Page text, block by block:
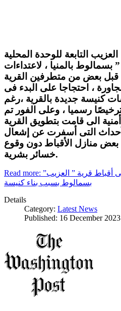
التابعة للوحدة المحلية
بسمالوط بالمنيا ، لاعتداءات
قبل بعض من متطرفين القرية
، احتجاجا على البدء فى
كنيسة جديدة بالقرية ،رغم
رسميا ، وعلى الفور تم
أمنية الى قامت بتطويق القرية
التى أسفرت عن إشعال
بعض منازل الأقباط دون وقوع
خسائر بشرية.
Read more: اعتداءات على أقباط قرية ” العزيب”
بسمالوط بسبب بناء كنيسة
Details
Category: Latest News
Published: 16 December 2023